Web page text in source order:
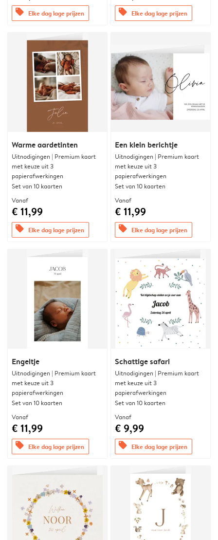
offers Elke dag lage prijzen offers Elke dag lage prijzen
Warme aardetinten
Uitnodigingen | Premium kaart
met keuze uit 3
papierafwerkingen
Set van 10 kaarten
Vanaf
€ 11,99
offers Elke dag lage prijzen
Een klein berichtje
Uitnodigingen | Premium kaart
met keuze uit 3
papierafwerkingen
Set van 10 kaarten
Vanaf
€ 11,99
offers Elke dag lage prijzen
Engeltje
Uitnodigingen | Premium kaart
met keuze uit 3
papierafwerkingen
Set van 10 kaarten
Vanaf
€ 11,99
offers Elke dag lage prijzen
Schattige safari
Uitnodigingen | Premium kaart
met keuze uit 3
papierafwerkingen
Set van 10 kaarten
Vanaf
€ 9,99
offers Elke dag lage prijzen